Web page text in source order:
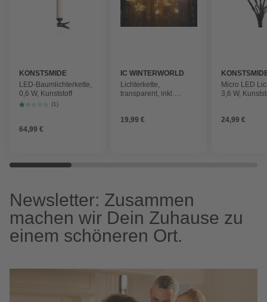
KONSTSMIDE
LED-Baumlichterkette,
0,6 W, Kunststoff
(1)
64,99 €
IC WINTERWORLD
Lichterkette,
transparent, inkl.
19,99 €
Micro LED
3,6 W,
24,99 €
Newsletter: Zusammen
machen wir Dein Zuhause zu
einem schöneren Ort.